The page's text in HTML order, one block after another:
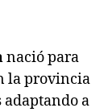
nació para
la provincia
adaptando a